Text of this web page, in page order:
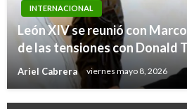
INTERNACIONAL
León XIV se reunió con
de las tensiones con Donald
Ariel Cabrera viernes mayo 8, 2026